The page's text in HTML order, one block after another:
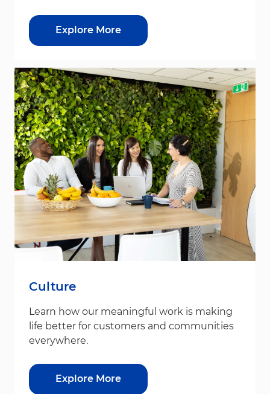
Explore More
Culture
Learn how our meaningful work is making
life better for customers and communities
everywhere.
Explore More